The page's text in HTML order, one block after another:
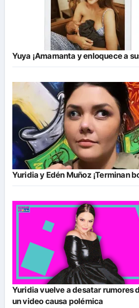
Yuya ¡Amamanta y enloquece a
Yuridia y Edén Muñoz ¡Terminan
Yuridia vuelve a desatar rumores
un video causa polémica